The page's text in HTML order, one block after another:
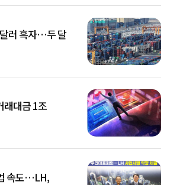
러 흑자…두 달
래대금 1조
속도…LH,